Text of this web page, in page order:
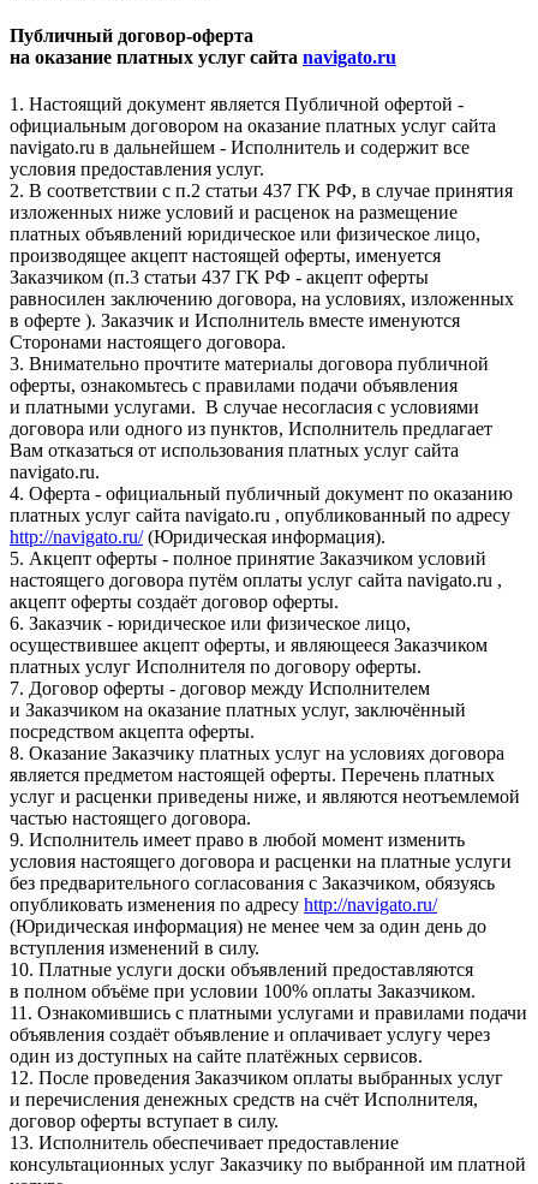
Публичный договор-оферта
на оказание платных услуг сайта navigato.ru
1. Настоящий документ является Публичной офертой -
официальным договором на оказание платных услуг сайта
navigato.ru в дальнейшем - Исполнитель и содержит все
условия предоставления услуг.
2. В соответствии с п.2 статьи 437 ГК РФ, в случае принятия
изложенных ниже условий и расценок на размещение
платных объявлений юридическое или физическое лицо,
производящее акцепт настоящей оферты, именуется
Заказчиком (п.3 статьи 437 ГК РФ - акцепт оферты
равносилен заключению договора, на условиях, изложенных
в оферте ). Заказчик и Исполнитель вместе именуются
Сторонами настоящего договора.
3. Внимательно прочтите материалы договора публичной
оферты, ознакомьтесь с правилами подачи объявления
и платными услугами. В случае несогласия с условиями
договора или одного из пунктов, Исполнитель предлагает
Вам отказаться от использования платных услуг сайта
navigato.ru.
4. Оферта - официальный публичный документ по оказанию
платных услуг сайта navigato.ru , опубликованный по адресу
http://navigato.ru/(Юридическая информация).
5. Акцепт оферты - полное принятие Заказчиком условий
настоящего договора путём оплаты услуг сайта navigato.ru ,
акцепт оферты создаёт договор оферты.
6. Заказчик - юридическое или физическое лицо,
осуществившее акцепт оферты, и являющееся Заказчиком
платных услуг Исполнителя по договору оферты.
7. Договор оферты - договор между Исполнителем
и Заказчиком на оказание платных услуг, заключённый
посредством акцепта оферты.
8. Оказание Заказчику платных услуг на условиях договора
является предметом настоящей оферты. Перечень платных
услуг и расценки приведены ниже, и являются неотъемлемой
частью настоящего договора.
9. Исполнитель имеет право в любой момент изменить
условия настоящего договора и расценки на платные услуги
без предварительного согласования с Заказчиком, обязуясь
опубликовать изменения по адресу http://navigato.ru/
(Юридическая информация) не менее чем за один день до
вступления изменений в силу.
10. Платные услуги доски объявлений предоставляются
в полном объёме при условии 100% оплаты Заказчиком.
11. Ознакомившись с платными услугами и правилами подачи
объявления создаёт объявление и оплачивает услугу через
один из доступных на сайте платёжных сервисов.
12. После проведения Заказчиком оплаты выбранных услуг
и перечисления денежных средств на счёт Исполнителя,
договор оферты вступает в силу.
13. Исполнитель обеспечивает предоставление
консультационных услуг Заказчику по выбранной им платной